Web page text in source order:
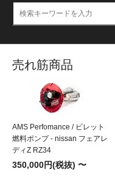
売れ筋商品
AMS Perfomance / ビレット
燃料ポンプ - nissan フェアレ
ディZ RZ34
350,000円(税抜) 〜